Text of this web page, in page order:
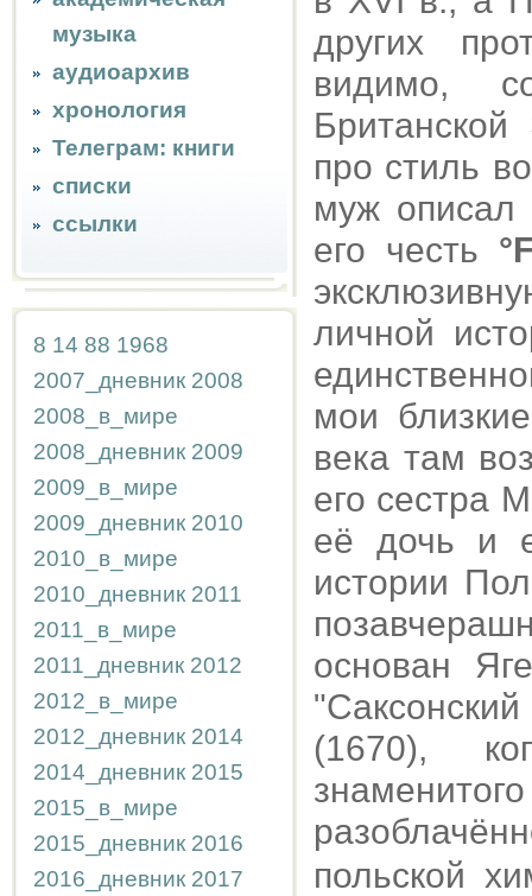
музыка
аудиоархив
хронология
Телеграм: книги
списки
ссылки
8 14 88 1968
2007_дневник 2008
2008_в_мире
2008_дневник 2009
2009_в_мире
2009_дневник 2010
2010_в_мире
2010_дневник 2011
2011_в_мире
2011_дневник 2012
2012_в_мире
2012_дневник 2014
2014_дневник 2015
2015_в_мире
2015_дневник 2016
2016_дневник 2017
других
видимо,
про стиль
муж описал
его честь
личной
мои
века там
его сестра
её дочь и
истории
основан
(1670),
польской